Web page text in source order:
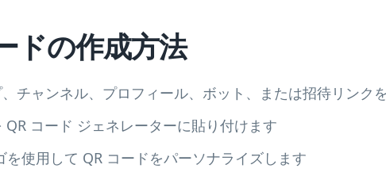
ドの作成方法
チャンネル、プロフィール、ボット、または招待リンクを
コード ジェネレーターに貼り付けます
を使用して QR コードをパーソナライズします